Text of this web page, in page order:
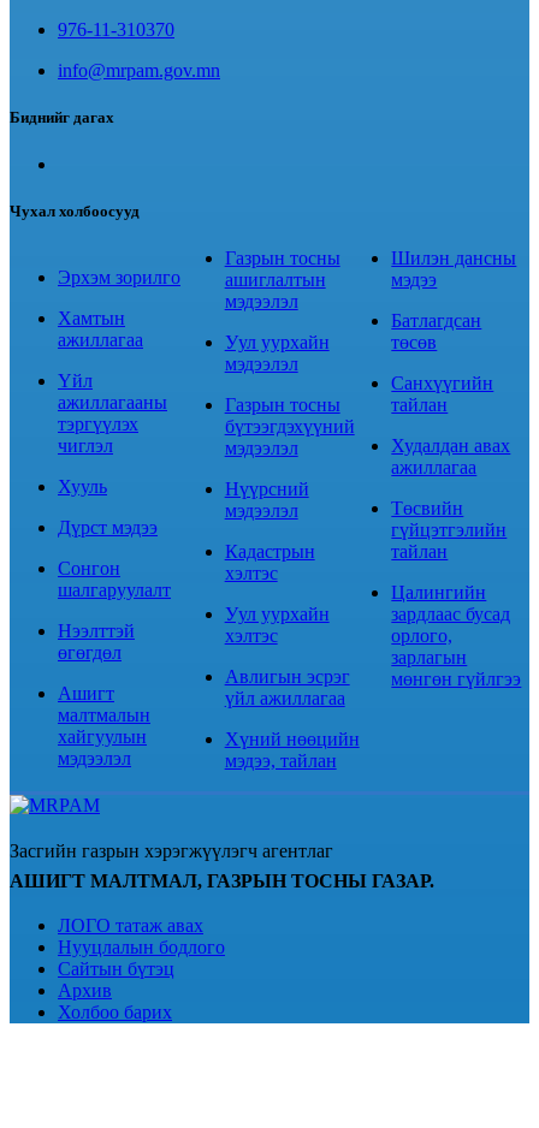
976-11-310370
info@mrpam.gov.mn
Биднийг дагах
Чухал холбоосууд
Эрхэм зорилго
Хамтын
ажиллагаа
Үйл
ажиллагааны
тэргүүлэх
чиглэл
Хууль
Дүрст мэдээ
Сонгон
шалгаруулалт
Нээлттэй
өгөгдөл
Ашигт
малтмалын
хайгуулын
мэдээлэл
Газрын тосны
ашиглалтын
мэдээлэл
Уул уурхайн
мэдээлэл
Газрын тосны
бүтээгдэхүүний
мэдээлэл
Нүүрсний
мэдээлэл
Кадастрын
хэлтэс
Уул уурхайн
хэлтэс
Авлигын эсрэг
үйл ажиллагаа
Хүний нөөцийн
мэдээ, тайлан
Шилэн дансны
мэдээ
Батлагдсан
төсөв
Санхүүгийн
тайлан
Худалдан авах
ажиллагаа
Төсвийн
гүйцэтгэлийн
тайлан
Цалингийн
зардлаас бусад
орлого,
зарлагын
мөнгөн гүйлгээ
Засгийн газрын хэрэгжүүлэгч агентлаг
АШИГТ МАЛТМАЛ, ГАЗРЫН ТОСНЫ ГАЗАР.
ЛОГО татаж авах
Нууцлалын бодлого
Сайтын бүтэц
Архив
Холбоо барих